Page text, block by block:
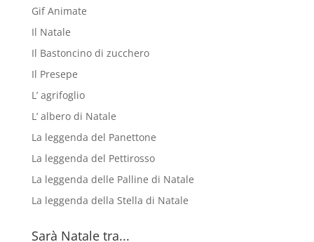
Gif Animate
Il Natale
Il Bastoncino di zucchero
Il Presepe
L’ agrifoglio
L’ albero di Natale
La leggenda del Panettone
La leggenda del Pettirosso
La leggenda delle Palline di Natale
La leggenda della Stella di Natale
Sarà Natale tra...